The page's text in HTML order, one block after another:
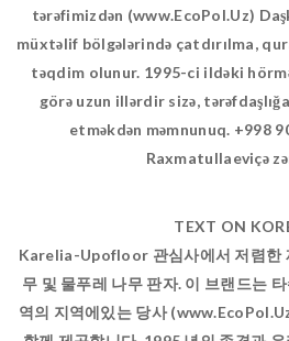
tərəfimizdən (www.EcoPol.Uz)
müxtəlif bölgələrində çatdırılma,
təqdim olunur. 1995-ci ildəki
görə uzun illərdir sizə,
etməkdən məmnunuq. +998
Raxmatullaeviçə
TEXT ON
Karelia-Upofloor 관심사에서 저렴한
무 및 물푸레 나무 판자. 이 브랜드는
역의 지역에있는 당사